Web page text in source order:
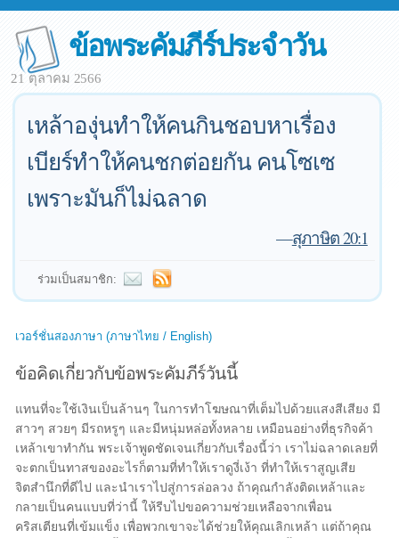
ข้อพระคัมภีร์ประจำวัน
21 ตุลาคม 2566
เหล้าองุ่นทำให้คนกินชอบหาเรื่อง
เบียร์ทำให้คนชกต่อยกัน คนโซเซ
เพราะมันก็ไม่ฉลาด
—สุภาษิต 20:1
ร่วมเป็นสมาชิก:
เวอร์ชั่นสองภาษา (ภาษาไทย / English)
ข้อคิดเกี่ยวกับข้อพระคัมภีร์วันนี้
แทนที่จะใช้เงินเป็นล้านๆ ในการทำโฆษณาที่เต็มไปด้วยแสงสีเสียง มี
สาวๆ สวยๆ มีรถหรูๆ และมีหนุ่มหล่อทั้งหลาย เหมือนอย่างที่ธุรกิจค้า
เหล้าเขาทำกัน พระเจ้าพูดชัดเจนเกี่ยวกับเรื่องนี้ว่า เราไม่ฉลาดเลยที่
จะตกเป็นทาสของอะไรก็ตามที่ทำให้เราดูงี่เง้า ที่ทำให้เราสูญเสีย
จิตสำนึกที่ดีไป และนำเราไปสู่การล่อลวง ถ้าคุณกำลังติดเหล้าและ
กลายเป็นคนแบบที่ว่านี้ ให้รีบไปขอความช่วยเหลือจากเพื่อน
คริสเตียนที่เข้มแข็ง เพื่อพวกเขาจะได้ช่วยให้คุณเลิกเหล้า แต่ถ้าคุณ